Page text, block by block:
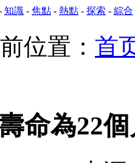
知識 - 焦點 - 熱點 - 探索 - 綜合
位置： 首
命為22